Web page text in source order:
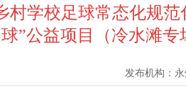
村学校足球常态化规范
”公益项目（冷水滩
发布机构：